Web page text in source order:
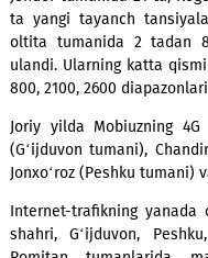
takomillashtirilgan
ko‘rsatish uchun
Eng ko‘p yangi
Jondor tumanida 21 ta,
ta yangi tayanch
oltita tumanida 2
ulandi. Ularning katta
800, 2100, 2600